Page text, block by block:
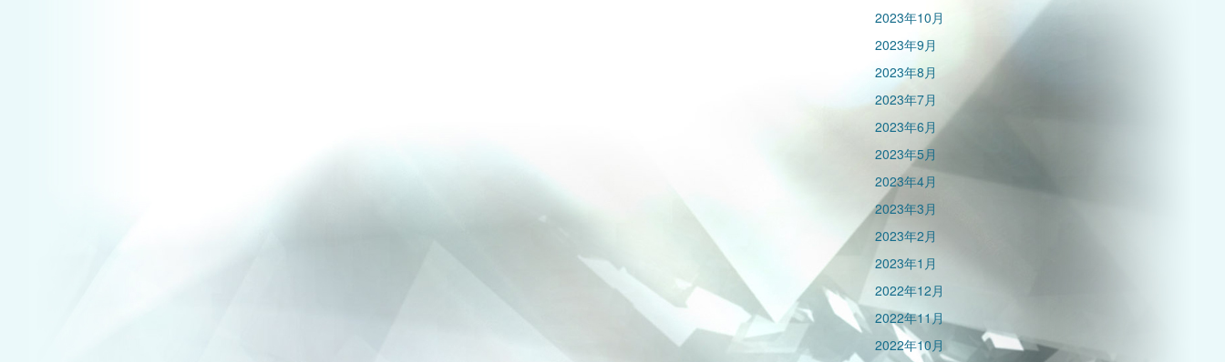
2023年10月
2023年9月
2023年8月
2023年7月
2023年6月
2023年5月
2023年4月
2023年3月
2023年2月
2023年1月
2022年12月
2022年11月
2022年10月